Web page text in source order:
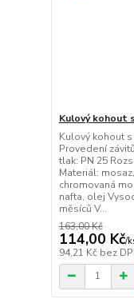
Kulový kohout
Kulový kohout
Provedení
tlak: PN 25
Materiál:
chromovaná
nafta, olej
měsíců V...
163,00 Kč
114,00 Kč/
94,21 Kč bez